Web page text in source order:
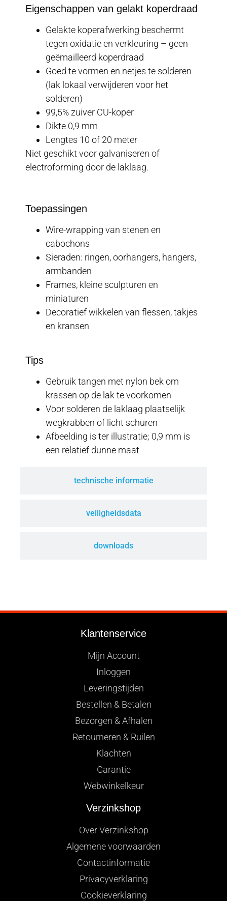
technische informatie
veiligheidsdata
downloads
Eigenschappen van gelakt koperdraad
Gelakte koperafwerking beschermt
tegen oxidatie en verkleuring – geen
geëmailleerd koperdraad
Goed te vormen en netjes te solderen
(lak lokaal verwijderen voor het
solderen)
99,5% zuiver CU-koper
Dikte 0,9 mm
Lengtes 10 of 20 meter
Niet geschikt voor galvaniseren of
electroforming door de laklaag.
Toepassingen
Wire-wrapping van stenen en
cabochons
Sieraden: ringen, oorhangers, hangers,
armbanden
Frames, kleine sculpturen en
miniaturen
Decoratief wikkelen van flessen, takjes
en kransen
Tips
Gebruik tangen met nylon bek om
krassen op de lak te voorkomen
Voor solderen de laklaag plaatselijk
wegkrabben of licht schuren
Afbeelding is ter illustratie; 0,9 mm is
een relatief dunne maat
Klantenservice
Mijn Account
Inloggen
Leveringstijden
Bestellen & Betalen
Bezorgen & Afhalen
Retourneren & Ruilen
Klachten
Garantie
Webwinkelkeur
Verzinkshop
Over Verzinkshop
Algemene voorwaarden
Contactinformatie
Privacyverklaring
Cookieverklaring